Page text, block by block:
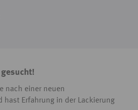
nach einer neuen
hast Erfahrung in der Lackierung